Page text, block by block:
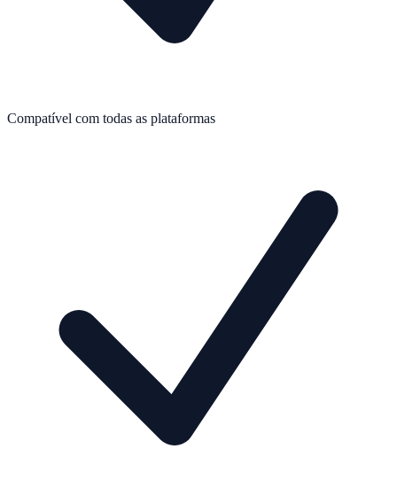
Compatível com todas as plataformas